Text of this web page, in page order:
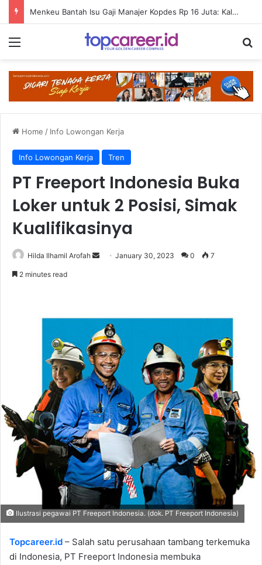
Menkeu Bantah Isu Gaji Manajer Kopdes Rp 16 Juta: Kalau Segitu Pasti Gak Disetujui
Menu
Home / Info Lowongan Kerja
Info Lowongan Kerja Tren
PT Freeport Indonesia Buka
Loker untuk 2 Posisi, Simak
Kualifikasinya
Hilda Ilhamil Arofah
Send January 30, 2023 0 7
2 minutes read
Ilustrasi pegawai PT Freeport Indonesia. (dok. PT Freeport Indonesia)
Topcareer.id – Salah satu perusahaan tambang terkemuka
di Indonesia, PT Freeport Indonesia membuka